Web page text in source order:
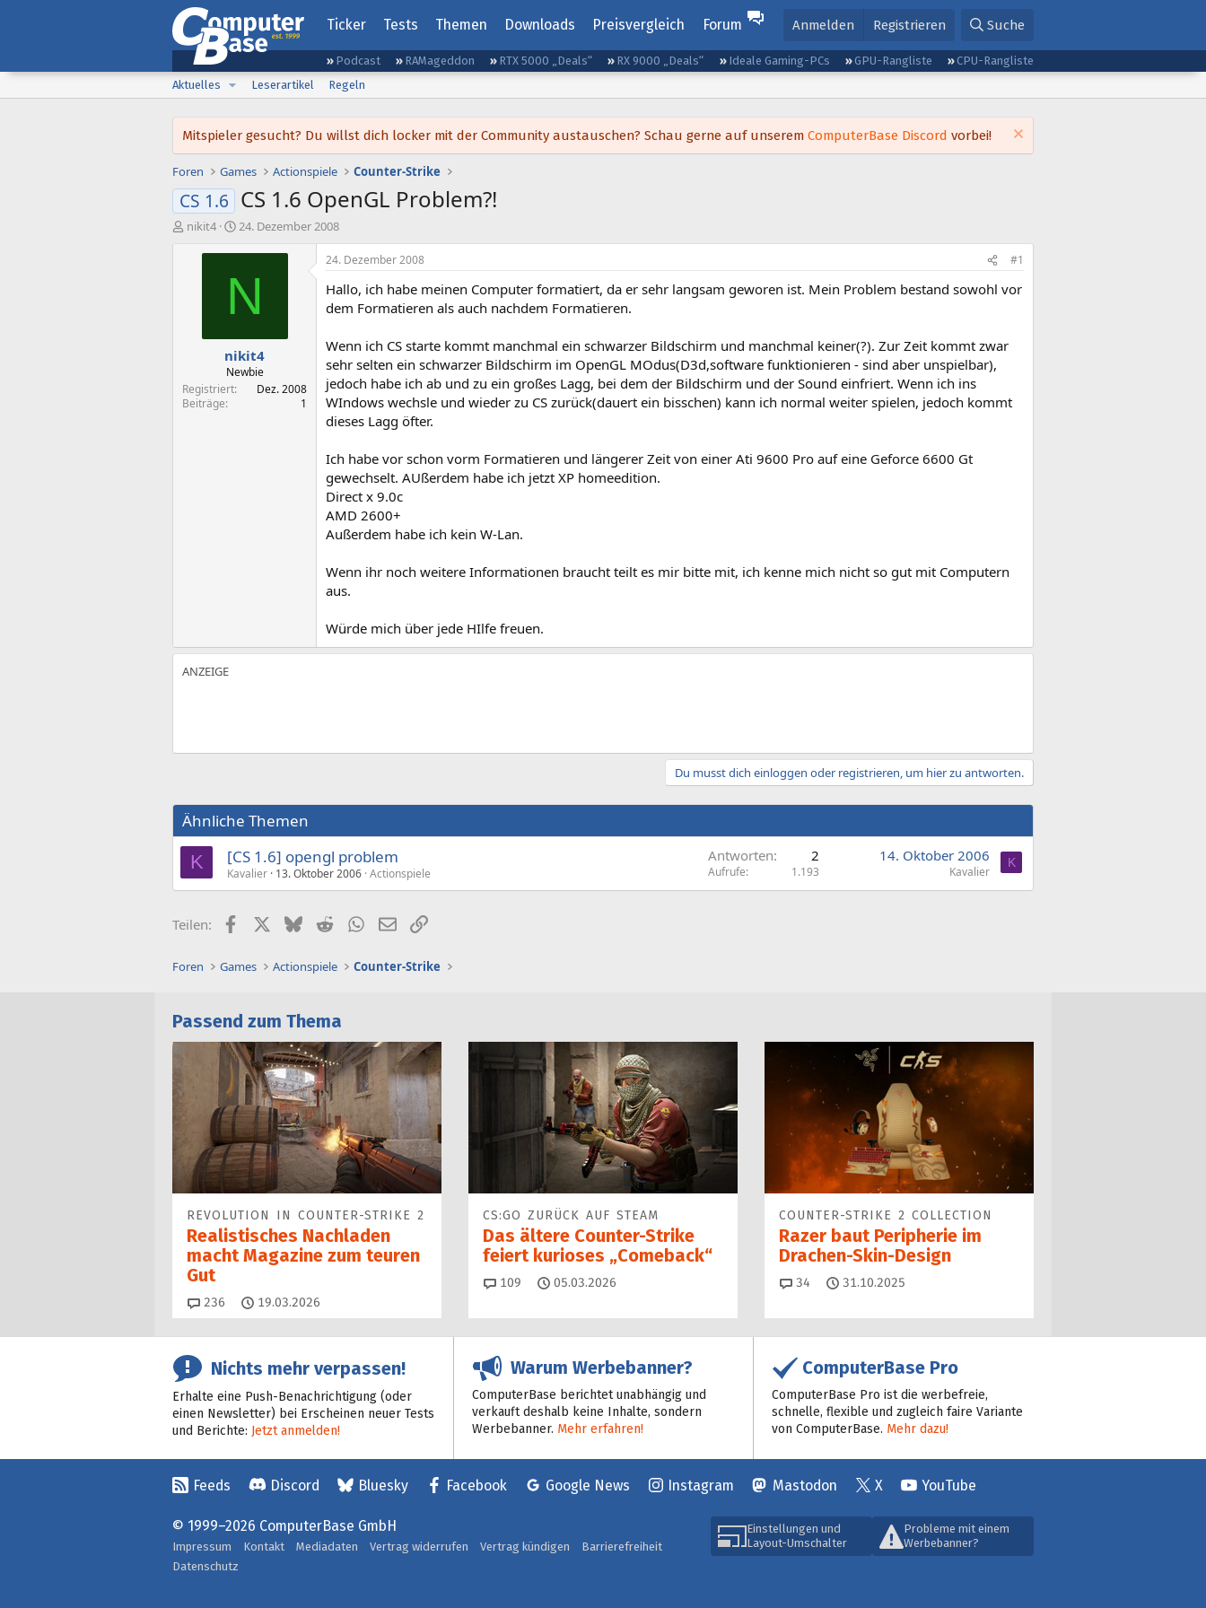
Ticker Tests Themen Downloads Preisvergleich Forum Anmelden Registrieren Suche
Podcast RAMageddon RTX 5000 „Deals“ RX 9000 „Deals“ Ideale Gaming-PCs GPU-Rangliste
CPU-Rangliste
Aktuelles
Leserartikel Regeln
Mitspieler gesucht? Du willst dich locker mit der Community austauschen? Schau gerne auf unserem ComputerBase Discord vorbei!
Foren Games Actionspiele Counter-Strike
CS 1.6 CS 1.6 OpenGL Problem?!
E
nikit4
E
s
e
t
a
m
24. Dezember 2008
N
nikit4
Newbie
Registriert
Dez. 2008
Beiträge
1
24. Dezember 2008 #1
Hallo, ich habe meinen Computer formatiert, da er sehr langsam geworen ist. Mein Problem bestand sowohl vor
dem Formatieren als auch nachdem Formatieren.
Wenn ich CS starte kommt manchmal ein schwarzer Bildschirm und manchmal keiner(?). Zur Zeit kommt zwar
sehr selten ein schwarzer Bildschirm im OpenGL MOdus(D3d,software funktionieren - sind aber unspielbar),
jedoch habe ich ab und zu ein großes Lagg, bei dem der Bildschirm und der Sound einfriert. Wenn ich ins
WIndows wechsle und wieder zu CS zurück(dauert ein bisschen) kann ich normal weiter spielen, jedoch kommt
dieses Lagg öfter.
Ich habe vor schon vorm Formatieren und längerer Zeit von einer Ati 9600 Pro auf eine Geforce 6600 Gt
gewechselt. AUßerdem habe ich jetzt XP homeedition.
Direct x 9.0c
AMD 2600+
Außerdem habe ich kein W-Lan.
Wenn ihr noch weitere Informationen braucht teilt es mir bitte mit, ich kenne mich nicht so gut mit Computern
aus.
Würde mich über jede HIlfe freuen.
Du musst dich einloggen oder registrieren, um hier zu antworten.
Ähnliche Themen
K [CS 1.6] opengl problem
Kavalier 13. Oktober 2006 Actionspiele
Antworten 2
Aufrufe 1.193
14. Oktober 2006
Kavalier
K
Teilen: FacebookX (Twitter)
BlueskyRedditWhatsApp
E-MailLink
Foren Games Actionspiele Counter-Strike
Passend zum Thema
REVOLUTION IN COUNTER-STRIKE 2
Realistisches Nachladen
macht Magazine zum teuren
Gut
236 Kommentare
19.03.2026
CS:GO ZURÜCK AUF STEAM
Das ältere Counter-Strike
feiert kurioses „Comeback“
109 Kommentare
05.03.2026
COUNTER-STRIKE 2 COLLECTION
Razer baut Peripherie im
Drachen-Skin-Design
34 Kommentare
31.10.2025
Nichts mehr verpassen!
Erhalte eine Push-Benachrichtigung (oder
einen Newsletter) bei Erscheinen neuer Tests
und Berichte: Jetzt anmelden!
Warum Werbebanner?
ComputerBase berichtet unabhängig und
verkauft deshalb keine Inhalte, sondern
Werbebanner. Mehr erfahren!
ComputerBase Pro
ComputerBase Pro ist die werbefreie,
schnelle, flexible und zugleich faire Variante
von ComputerBase. Mehr dazu!
Feeds Discord Bluesky Facebook Google News Instagram Mastodon X YouTube
Einstellungen und
Layout-Umschalter
Probleme mit einem
Werbebanner?
© 1999–2026 ComputerBase GmbH
Impressum Kontakt Mediadaten Vertrag widerrufen Vertrag kündigen
Barrierefreiheit
Datenschutz